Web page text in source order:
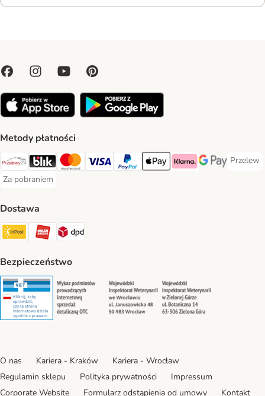
Metody płatności
Przelewy24 Payment Method
Blik Payment Method
MasterCard Payment Method
Visa Payment Method
PayPal Payment Method
Apple Pay Payment Method
Klarna Payment Method
Google Pay
Przelew
Przelew
Za pobraniem
Za pobraniem Payment Method
Dostawa
Paczkomat® Shipping Method
ORLEN Paczka Shipping Method
DPD Shipping Method
Bezpieczeństwo
Security Security Security
O nas Kariera - Kraków
Kariera - Wrocław
Regulamin sklepu
Polityka prywatności
Impressum
Corporate Website
Formularz odstąpienia od umowy Kontakt